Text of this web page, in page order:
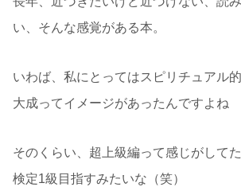
い、そんな感覚がある本。
いわば、私にとってはスピリチュアル
大成ってイメージがあったんですよね
そのくらい、超上級編って感じがして
検定1級目指すみたいな（笑）